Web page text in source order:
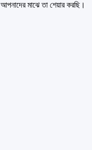
মাঝে তা শেয়ার করছি।